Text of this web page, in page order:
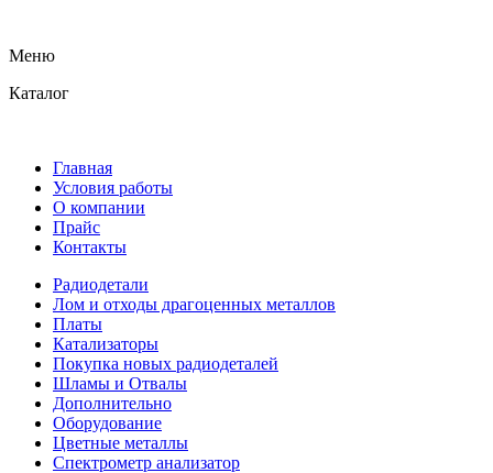
Меню
Каталог
Главная
Условия работы
О компании
Прайс
Контакты
Радиодетали
Лом и отходы драгоценных металлов
Платы
Катализаторы
Покупка новых радиодеталей
Шламы и Отвалы
Дополнительно
Оборудование
Цветные металлы
Спектрометр анализатор